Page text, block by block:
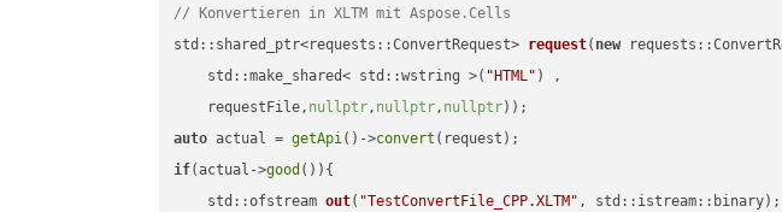
// Konvertieren in XLTM mit Aspose.Cells
std::shared_ptr<requests::ConvertRequest> request( new
    std::make_shared< std::wstring >(
"HTML" ) ,
    requestFile,
nullptr, nullptr, nullptr))
auto actual = getApi()->convert
if(actual->good ()){
std::ofstream out( "TestConvertFile_CPP.XLTM" , std::istream::binary) ;